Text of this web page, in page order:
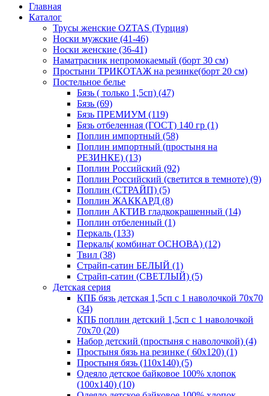
Главная
Каталог
Трусы женские OZTAS (Турция)
Носки мужские (41-46)
Носки женские (36-41)
Наматрасник непромокаемый (борт 30 см)
Простыни ТРИКОТАЖ на резинке(борт 20 см)
Постельное белье
Бязь ( только 1,5сп) (47)
Бязь (69)
Бязь ПРЕМИУМ (119)
Бязь отбеленная (ГОСТ) 140 гр (1)
Поплин импортный (58)
Поплин импортный (простыня на
РЕЗИНКЕ) (13)
Поплин Российский (92)
Поплин Российский (светится в темноте) (9)
Поплин (СТРАЙП) (5)
Поплин ЖАККАРД (8)
Поплин АКТИВ гладкокрашенный (14)
Поплин отбеленный (1)
Перкаль (133)
Перкаль( комбинат ОСНОВА) (12)
Твил (38)
Страйп-сатин БЕЛЫЙ (1)
Страйп-сатин (СВЕТЛЫЙ) (5)
Детская серия
КПБ бязь детская 1,5сп с 1 наволочкой 70х70
(34)
КПБ поплин детский 1,5сп с 1 наволочкой
70х70 (20)
Набор детский (простыня с наволочкой) (4)
Простыня бязь на резинке ( 60х120) (1)
Простыня бязь (110х140) (5)
Одеяло детское байковое 100% хлопок
(100х140) (10)